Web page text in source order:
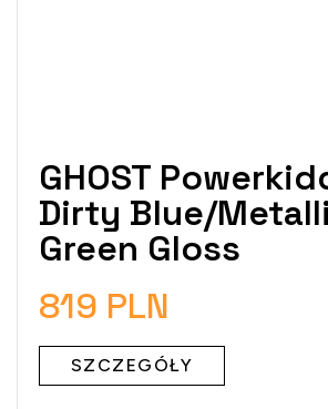
GHOST
Dirty Blue/
Green Gloss
819 PLN
SZCZEGÓŁY